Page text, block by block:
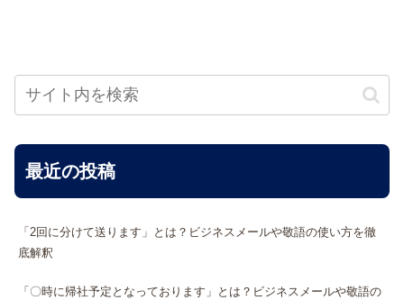
最近の投稿
「2回に分けて送ります」とは？ビジネスメールや敬語の使い方を徹
底解釈
「〇時に帰社予定となっております」とは？ビジネスメールや敬語の